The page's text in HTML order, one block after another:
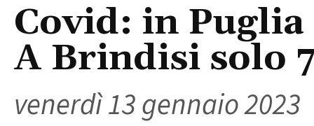
Covid: in
A Brindisi solo
venerdì 13 gennaio 2023